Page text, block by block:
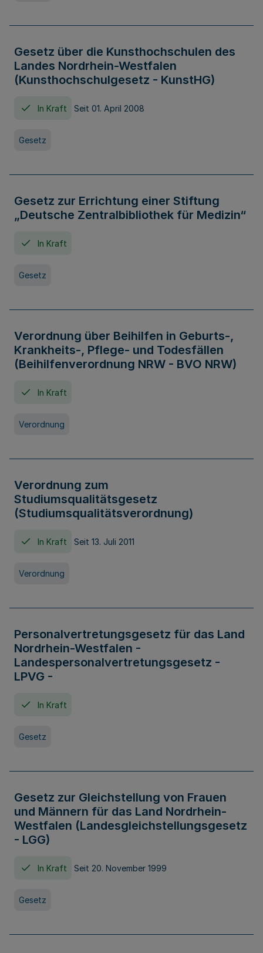
Gesetz über die Kunsthochschulen des
Landes Nordrhein-Westfalen
(Kunsthochschulgesetz - KunstHG)
In Kraft Seit 01. April 2008
Gesetz
Gesetz zur Errichtung einer Stiftung
„Deutsche Zentralbibliothek für Medizin“
In Kraft
Gesetz
Verordnung über Beihilfen in Geburts-,
Krankheits-, Pflege- und Todesfällen
(Beihilfenverordnung NRW - BVO NRW)
In Kraft
Verordnung
Verordnung zum
Studiumsqualitätsgesetz
(Studiumsqualitätsverordnung)
In Kraft Seit 13. Juli 2011
Verordnung
Personalvertretungsgesetz für das Land
Nordrhein-Westfalen -
Landespersonalvertretungsgesetz -
LPVG -
In Kraft
Gesetz
Gesetz zur Gleichstellung von Frauen
und Männern für das Land Nordrhein-
Westfalen (Landesgleichstellungsgesetz
- LGG)
In Kraft Seit 20. November 1999
Gesetz